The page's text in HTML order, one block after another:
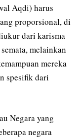
Aqdi) harus
proporsional, di
dari karisma
melainkan
mereka
spesifik dari
Negara yang
negara